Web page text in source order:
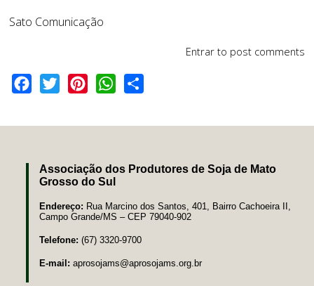
Sato Comunicação
Entrar to post comments
Facebook
Twitter PinterestWhatsApp
Associação dos Produtores de Soja de Mato
Grosso do Sul
Endereço: Rua Marcino dos Santos, 401, Bairro Cachoeira II,
Campo Grande/MS – CEP 79040-902
Telefone: (67) 3320-9700
E-mail: aprosojams@aprosojams.org.br